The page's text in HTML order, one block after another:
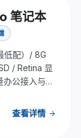
笔记本
低配）/ 8G
/ Retina 显
公接入与移
查看详情 arrow_forward